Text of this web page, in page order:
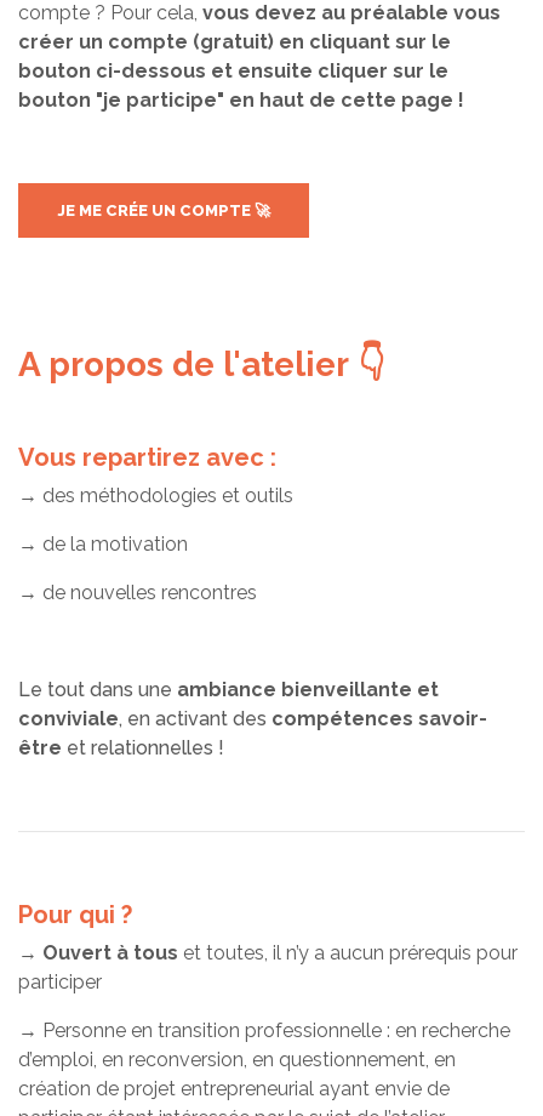
compte ? Pour cela, vous devez au préalable vous
créer un compte (gratuit) en cliquant sur le
bouton ci-dessous et ensuite cliquer sur le
bouton "je participe" en haut de cette page !
JE ME CRÉE UN COMPTE 🚀
A propos de l'atelier 👇
Vous repartirez avec :
→ des méthodologies et outils
→ de la motivation
→ de nouvelles rencontres
Le tout dans une ambiance bienveillante et
conviviale, en activant des compétences savoir-
être et relationnelles !
Pour qui ?
→ Ouvert à tous et toutes, il n’y a aucun prérequis pour
participer
→ Personne en transition professionnelle : en recherche
d’emploi, en reconversion, en questionnement, en
création de projet entrepreneurial ayant envie de